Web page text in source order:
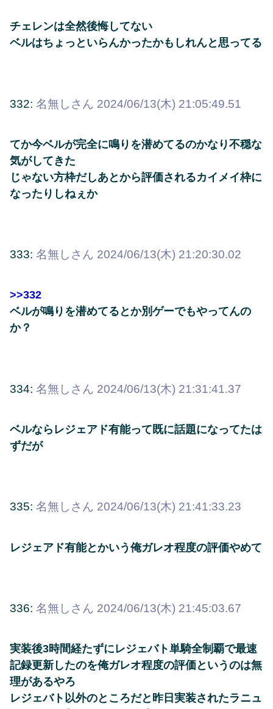
チェレンは全然後悔してない
ベルはちょっといらんかったかもしれんと思ってる
332: 名無しさん 2024/06/13(木) 21:05:49.51
てか今ベルが完全に鳴りを潜めてるのかなり不穏な
気がしてきた
じゃない方枠だしあとから評価されるカイメイ枠に
なったりしねぇか
333: 名無しさん 2024/06/13(木) 21:20:30.02
>>332
ベルが鳴りを潜めてるとか別ゲーでもやってんの
か？
334: 名無しさん 2024/06/13(木) 21:31:41.37
ベルならレジェアド有能って既に話題になってたは
ずだが
335: 名無しさん 2024/06/13(木) 21:41:33.23
レジェアド有能とかいう俺ガレオ程度の評価やめて
336: 名無しさん 2024/06/13(木) 21:45:03.67
実装後3時間経たずにレジェバト単騎全制覇で最速
記録更新したのを俺ガレオ程度の評価というのは無
理があるやろ
レジェバト以外のところだと昨日実装されたラニュ